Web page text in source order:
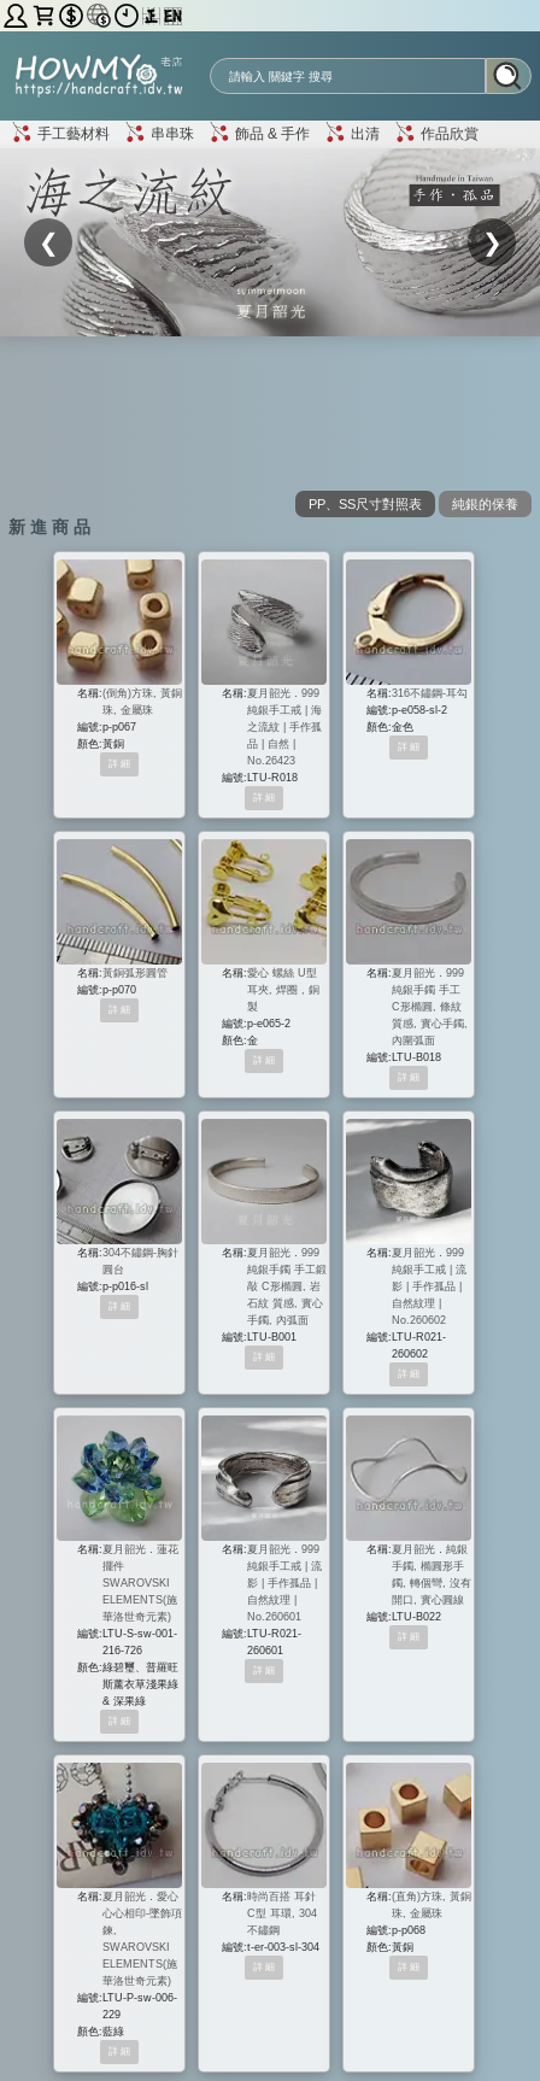
手工藝材料 串串珠 飾品 & 手作 出清 作品欣賞
❮ ❯
PP、SS尺寸對照表 純銀的保養
新 進 商 品
名稱:(倒角)方珠, 黃銅
珠, 金屬珠
編號:p-p067
顏色:黃銅
名稱:夏月韶光．999
純銀手工戒 | 海
之流紋 | 手作孤
品 | 自然 |
No.26423
編號: LTU-R018
名稱:316不鏽鋼-耳勾
編號:p-e058-sl-2
顏色:金色
名稱:黃銅弧形圓管
編號:p-p070
名稱:愛心 螺絲 U型
耳夾, 焊圈 , 銅
製
編號:p-e065-2
顏色:金
名稱:夏月韶光．999
純銀手鐲 手工
C形橢圓, 條紋
質感, 實心手鐲,
內圍弧面
編號: LTU-B018
名稱:304不鏽鋼-胸針
圓台
編號:p-p016-sl
名稱:夏月韶光．999
純銀手鐲 手工鍛
敲 C形橢圓, 岩
石紋 質感, 實心
手鐲, 內弧面
編號: LTU-B001
名稱:夏月韶光．999
純銀手工戒 | 流
影 | 手作孤品 |
自然紋理 |
No.260602
編號: LTU-R021-
260602
名稱:夏月韶光．蓮花
擺件
SWAROVSKI
ELEMENTS(施
華洛世奇元素)
編號: LTU-S-sw-001-
216-726
顏色:綠碧璽、普羅旺
斯薰衣草淺果綠
& 深果綠
名稱:夏月韶光．999
純銀手工戒 | 流
影 | 手作孤品 |
自然紋理 |
No.260601
編號: LTU-R021-
260601
名稱:夏月韶光．純銀
手鐲, 橢圓形手
鐲, 轉個彎, 沒有
開口, 實心圓線
編號: LTU-B022
名稱:夏月韶光．愛心
心心相印-墜飾項
鍊,
SWAROVSKI
ELEMENTS(施
華洛世奇元素)
編號: LTU-P-sw-006-
229
顏色:藍綠
名稱:時尚百搭 耳針
C型 耳環, 304
不鏽鋼
編號:t-er-003-sl-304
名稱:(直角)方珠, 黃銅
珠, 金屬珠
編號:p-p068
顏色:黃銅